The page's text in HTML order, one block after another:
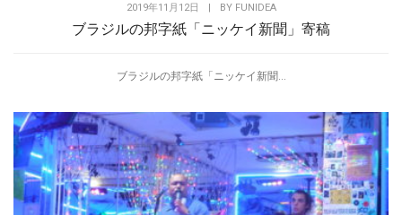
2019年11月12日 | BY FUNIDEA
ブラジルの邦字紙「ニッケイ新聞」寄稿
ブラジルの邦字紙「ニッケイ新聞...